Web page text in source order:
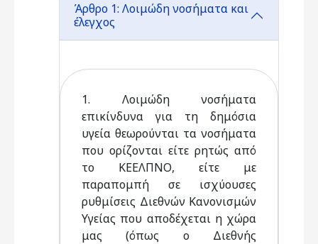
Άρθρο 1: Λοιμώδη νοσήματα και
έλεγχος
1. Λοιμώδη νοσήματα
επικίνδυνα για τη δημόσια
υγεία θεωρούνται τα νοσήματα
που ορίζονται είτε ρητώς από
το ΚΕΕΛΠΝΟ, είτε με
παραπομπή σε ισχύουσες
ρυθμίσεις Διεθνών Κανονισμών
Υγείας που αποδέχεται η χώρα
μας (όπως ο Διεθνής